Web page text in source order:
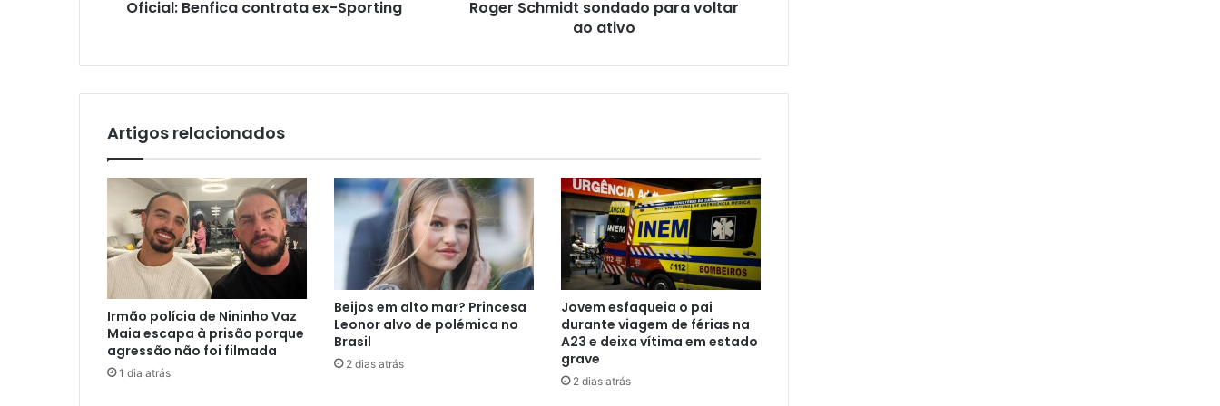
Oficial: Benfica contrata ex-Sporting
Roger Schmidt sondado para voltar
ao ativo
Artigos relacionados
Irmão polícia de Nininho Vaz
Maia escapa à prisão porque
agressão não foi filmada
1 dia atrás
Beijos em alto mar? Princesa
Leonor alvo de polémica no
Brasil
2 dias atrás
Jovem esfaqueia o pai
durante viagem de férias na
A23 e deixa vítima em estado
grave
2 dias atrás